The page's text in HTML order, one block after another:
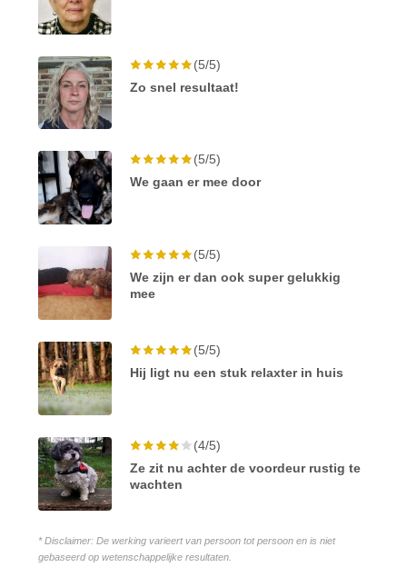
(5/5)
Zo snel resultaat!
(5/5)
We gaan er mee door
(5/5)
We zijn er dan ook super gelukkig
mee
(5/5)
Hij ligt nu een stuk relaxter in huis
(4/5)
Ze zit nu achter de voordeur rustig te
wachten
* Disclaimer: De werking varieert van persoon tot persoon en is niet
gebaseerd op wetenschappelijke resultaten.